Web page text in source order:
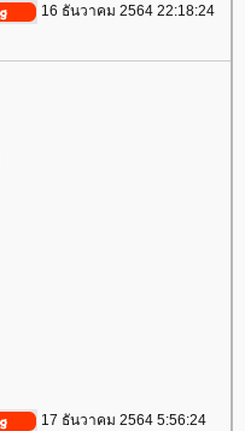
16 ธันวาคม 2564 22:18:24
17 ธันวาคม 2564 5:56:24